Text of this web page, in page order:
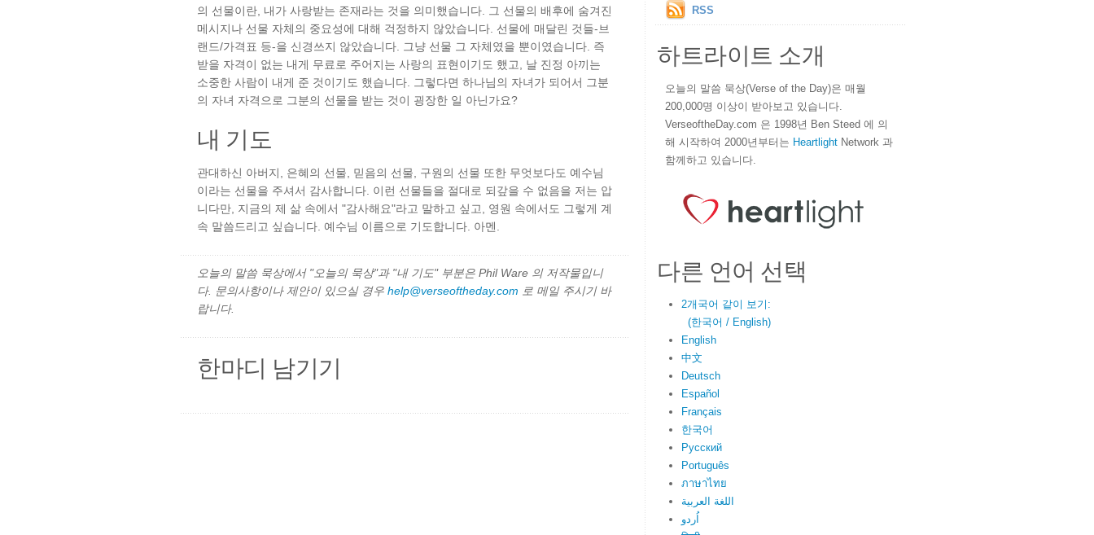
의 선물이란, 내가 사랑받는 존재라는 것을 의미했습니다. 그 선물의 배후에 숨겨진
메시지나 선물 자체의 중요성에 대해 걱정하지 않았습니다. 선물에 매달린 것들-브
랜드/가격표 등-을 신경쓰지 않았습니다. 그냥 선물 그 자체였을 뿐이였습니다. 즉
받을 자격이 없는 내게 무료로 주어지는 사랑의 표현이기도 했고, 날 진정 아끼는
소중한 사람이 내게 준 것이기도 했습니다. 그렇다면 하나님의 자녀가 되어서 그분
의 자녀 자격으로 그분의 선물을 받는 것이 굉장한 일 아닌가요?
내 기도
관대하신 아버지, 은혜의 선물, 믿음의 선물, 구원의 선물 또한 무엇보다도 예수님
이라는 선물을 주셔서 감사합니다. 이런 선물들을 절대로 되갚을 수 없음을 저는 압
니다만, 지금의 제 삶 속에서 "감사해요"라고 말하고 싶고, 영원 속에서도 그렇게 계
속 말씀드리고 싶습니다. 예수님 이름으로 기도합니다. 아멘.
오늘의 말씀 묵상에서 "오늘의 묵상"과 "내 기도" 부분은 Phil Ware 의 저작물입니
다. 문의사항이나 제안이 있으실 경우 help@verseoftheday.com 로 메일 주시기 바
랍니다.
한마디 남기기
RSS
하트라이트 소개
오늘의 말씀 묵상(Verse of the Day)은 매월
200,000명 이상이 받아보고 있습니다.
VerseoftheDay.com 은 1998년 Ben Steed 에 의
해 시작하여 2000년부터는 Heartlight Network 과
함께하고 있습니다.
다른 언어 선택
2개국어 같이 보기:
(한국어 / English)
English
中文
Deutsch
Español
Français
한국어
Русский
Português
ภาษาไทย
اللغة العربية
اُردو